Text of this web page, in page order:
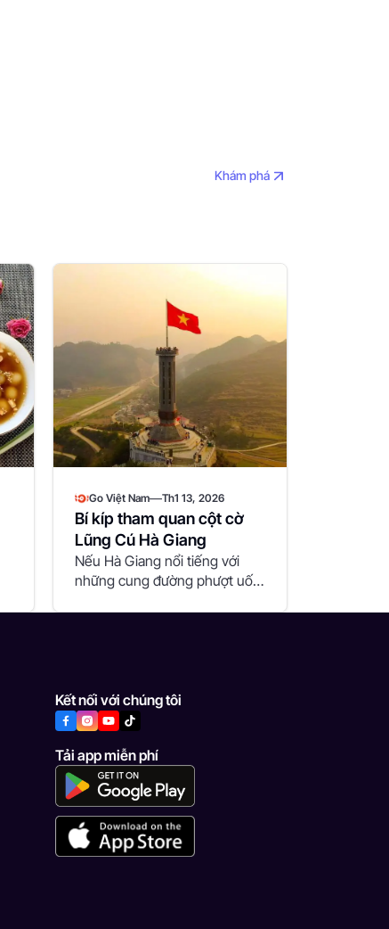
Khám phá
Go Việt Nam—Th1 13, 2026
Bí kíp tham quan cột cờ
Lũng Cú Hà Giang
Nếu Hà Giang nổi tiếng với
những cung đường phượt uốn
Kết nối với chúng tôi
Tải app miễn phí